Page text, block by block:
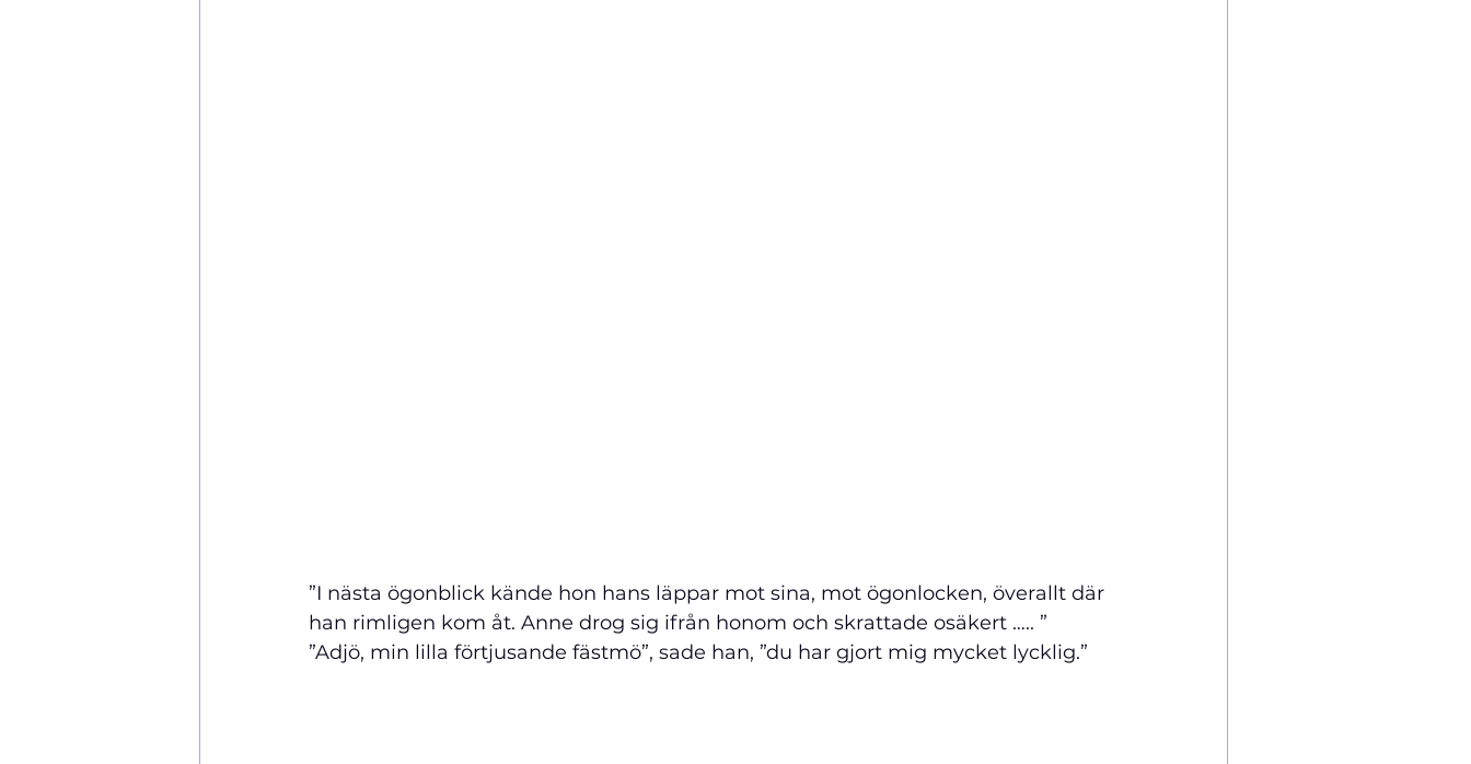
”I nästa ögonblick kände hon hans läppar mot sina, mot ögonlocken, överallt där
han rimligen kom åt. Anne drog sig ifrån honom och skrattade osäkert ….. ”
”Adjö, min lilla förtjusande fästmö”, sade han, ”du har gjort mig mycket lycklig.”